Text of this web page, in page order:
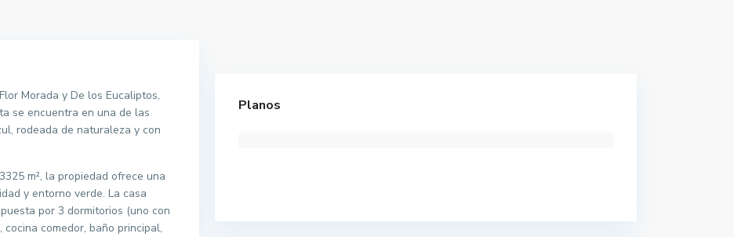
Morada y De los Eucaliptos,
se encuentra en una de las
rodeada de naturaleza y con
m², la propiedad ofrece una
y entorno verde. La casa
por 3 dormitorios (uno con
comedor, baño principal,
Planos